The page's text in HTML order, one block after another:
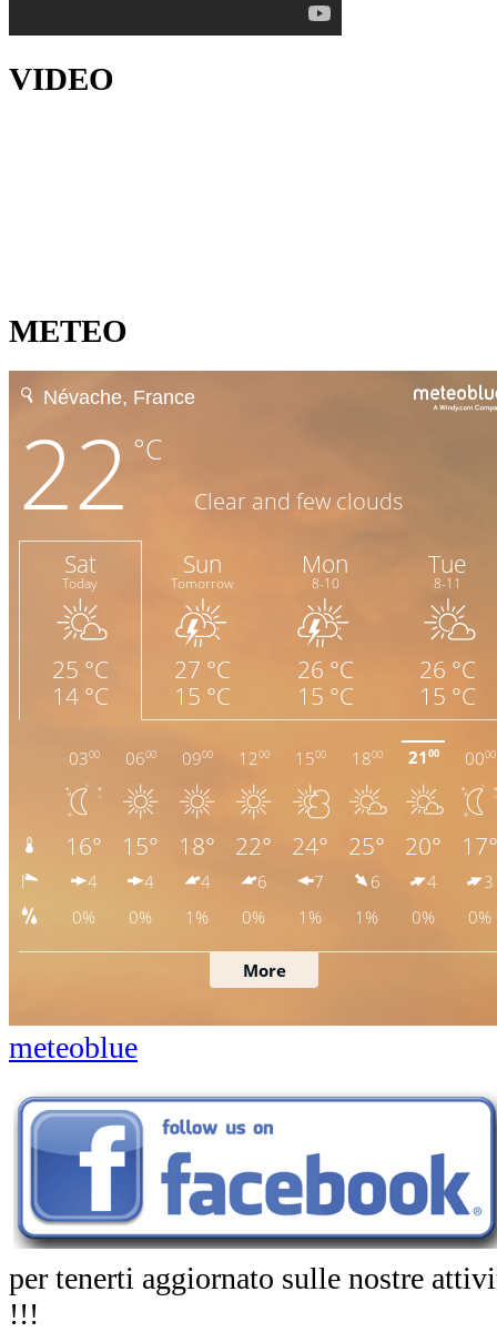
VIDEO
METEO
meteoblue
per tenerti aggiornato sulle nostre
!!!